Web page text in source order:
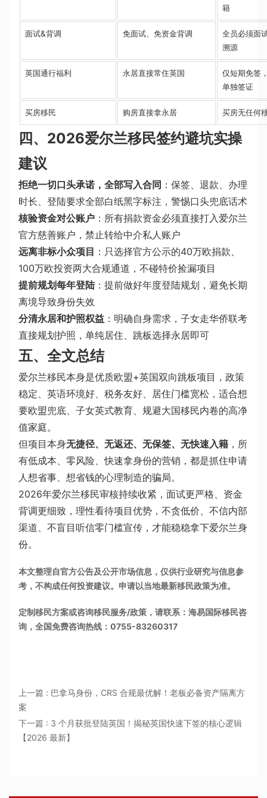
籍
面试&背调 免面试、免资金背调
全员必须面
溯源
英国通行福利 永居直接常住英国
仅短期免签
单独签证
买房移民 购房直接拿永居 买房无任何
四、2026爱尔兰移民签约避坑实操
建议
拒绝一切口头承诺，全部写入合同 ：保签、退款、办理
时长、登陆要求全部白纸黑字标注，警惕口头兜底话术
核验资金对公账户 ：所有捐款资金必须直接打入爱尔兰
官方慈善账户，禁止转给中介私人账户
远离非标小众项目 ：只选择官方公示的40万欧捐款、
100万欧投资两大合规通道，不碰特价捡漏项目
提前规划每年登陆：提前做好年度登陆规划，避免长期
离境导致身份失效
分清永居和护照权益 ：明确自身需求，子女走华侨联考
直接规划护照，单纯居住、跳板选择永居即可
五、全文总结
爱尔兰移民本身是优质欧盟+英国双向跳板项目，政策
稳定、英语环境好、税务友好、居住门槛宽松，适合想
要欧盟兜底、子女英式教育、规避大国移民内卷的高净
值家庭。
但项目本身无捷径、无返还、无保签、无快速入籍 ，所
有低成本、零风险、快速拿身份的营销，都是抓住申请
人想省事、想省钱的心理制造的骗局。
2026年爱尔兰移民审核持续收紧，面试更严格、资金
背调更细致，理性看待项目优势，不贪低价、不信内部
渠道、不盲目听信零门槛宣传，才能稳稳拿下爱尔兰身
份。
本文整理自官方公告及公开市场信息，仅供行业研究与信息参
考，不构成任何投资建议。申请以当地最新移民政策为准。
定制移民方案或咨询移民服务/政策，请联系：海易国际移民咨
询，全国免费咨询热线：0755-83260317
上一篇 : 巴拿马身份，CRS 合规最优解！老板必备资产隔离方
案
下一篇 : 3 个月获批登陆英国！揭秘英国快速下签的核心逻辑
【2026 最新】